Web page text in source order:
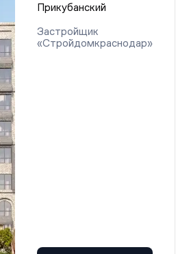
Прикубанский
Застройщик
«Стройдомкраснодар»